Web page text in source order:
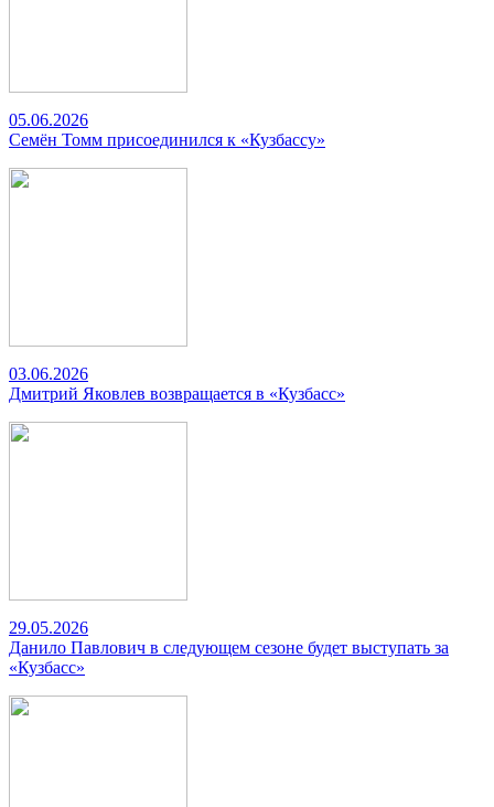
05.06.2026
Семён Томм присоединился к «Кузбассу»
03.06.2026
Дмитрий Яковлев возвращается в «Кузбасс»
29.05.2026
Данило Павлович в следующем сезоне будет выступать за
«Кузбасс»